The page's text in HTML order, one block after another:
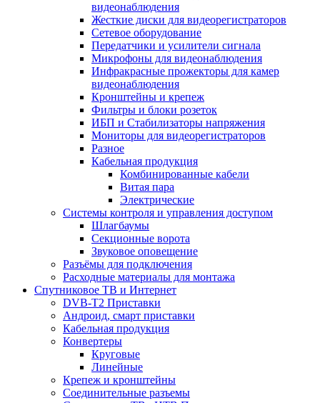
видеонаблюдения
Жесткие диски для видеорегистраторов
Сетевое оборудование
Передатчики и усилители сигнала
Микрофоны для видеонаблюдения
Инфракрасные прожекторы для камер
видеонаблюдения
Кронштейны и крепеж
Фильтры и блоки розеток
ИБП и Стабилизаторы напряжения
Мониторы для видеорегистраторов
Разное
Кабельная продукция
Комбинированные кабели
Витая пара
Электрические
Системы контроля и управления доступом
Шлагбаумы
Секционные ворота
Звуковое оповещение
Разъёмы для подключения
Расходные материалы для монтажа
Спутниковое ТВ и Интернет
DVB-Т2 Приставки
Андроид, смарт приставки
Кабельная продукция
Конвертеры
Круговые
Линейные
Крепеж и кронштейны
Соединительные разъемы